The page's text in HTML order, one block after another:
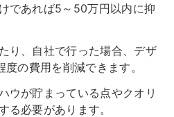
であれば5～50万円以内に抑
り、自社で行った場合、デザ
の費用を削減できます。
ウが貯まっている点やクオリ
る必要があります。